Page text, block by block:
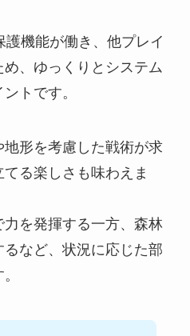
機能が働き、他プレイ
、ゆっくりとシステム
トです。
形を考慮した戦術が求
る楽しさも味わえま
を発揮する一方、森林
など、状況に応じた部